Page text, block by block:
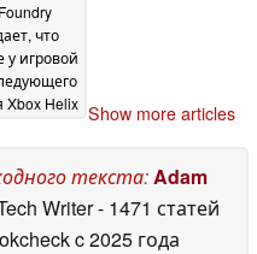
что
у игровой
Xbox Helix
RDNA не
большой
29 April 2026
Show more articles
текста:Adam
Writer- 1471 статей
c 2025 года